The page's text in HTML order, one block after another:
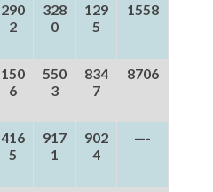
290
2
328
0
129
5
1558
150
6
550
3
834
7
8706
416
5
917
1
902
4
—-